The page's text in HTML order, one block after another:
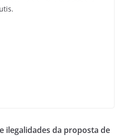
ilegalidades da proposta de